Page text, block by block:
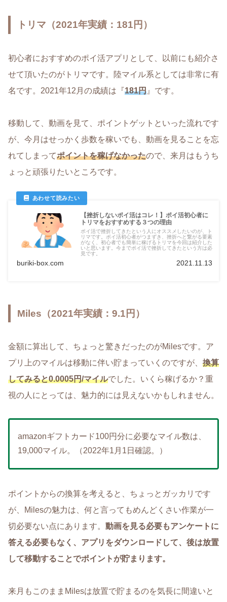
トリマ（2021年実績：181円）
初心者におすすめのポイ活アプリとして、以前にも紹介さ
せて頂いたのがトリマです。陸マイル系としては非常に有
名です。2021年12月の成績は『181円 』です。
移動して、動画を見て、ポイントゲットといった流れです
が、今月はせっかく歩数を稼いでも、動画を見ることを忘
れてしまってポイントを稼げなかったので、来月はもうち
ょっと頑張りたいところです。
【挫折しないポイ活はコレ！】ポイ活初心者に
トリマをおすすめする３つの理由
ポイ活で挫折してきたという人にオススメしたいのが、ト
リマです。ポイ活初心者がつまずき、挫折へと繋がる要素
がなく、初心者でも簡単に稼げるトリマを今回は紹介した
いと思います。今までポイ活で挫折してきたという方は必
見です。
buriki-box.com 2021.11.13
Miles（2021年実績：9.1円）
金額に算出して、ちょっと驚きだったのがMilesです。ア
プリ上のマイルは移動に伴い貯まっていくのですが、 換算
してみると0.0005円/マイルでした。いくら稼げるか？重
視の人にとっては、魅力的には見えないかもしれません。
amazonギフトカード100円分に必要なマイル数は、
19,000マイル。（2022年1月1日確認。）
ポイントからの換算を考えると、ちょっとガッカリです
が、Milesの魅力は、何と言ってもめんどくさい作業が一
切必要ない点にあります。 動画を見る必要もアンケートに
答える必要もなく、アプリをダウンロードして、後は放置
して移動することでポイントが貯まります。
来月もこのままMilesは放置で貯まるのを気長に間違いと